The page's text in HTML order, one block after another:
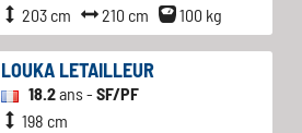
203 cm
210 cm 100 kg
LOUKA LETAILLEUR
18.2ans -SF/PF
198 cm